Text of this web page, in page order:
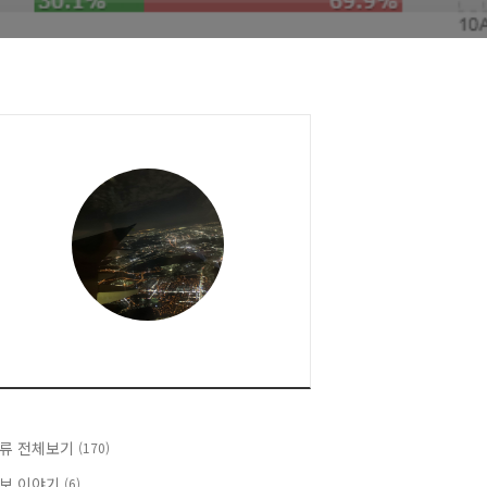
전체보기 (170)
(6)